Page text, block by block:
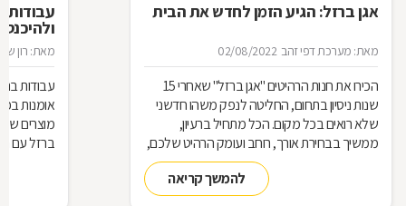
אגן ברזל: הגיע הזמן לחדש את הבית
מאת: מערכת דפי זהב 02/08/2022
הכירו את חנות הרהיטים ''אגן ברזל'' שאחרי 15
שנות ניסיון בתחום, החליטה לנפק משהו חדשני
שלא רואים בכל מקום. הכל מתחיל ברעיון,
ממשיך בבחירת אורך, רוחב ועומק הרהיט שלכם,
ממשיך בייצור מקורי ממיטב חומרי הגלם ומסתיים
ביצירת הפתרון המרשים והמעשי ביותר עבורכם
להמשך קריאה
עבודות
מאת: רון
עבודות
אומנות
מוצרים
ברזל עם